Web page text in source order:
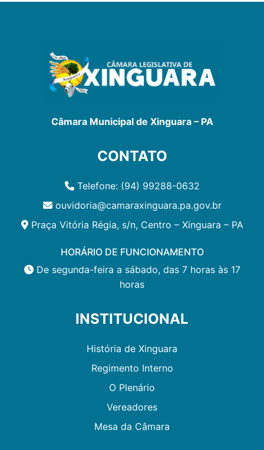
Câmara Municipal de Xinguara – PA
CONTATO
Telefone: (94) 99288-0632
ouvidoria@camaraxinguara.pa.gov.br
Praça Vitória Régia, s/n, Centro – Xinguara – PA
HORÁRIO DE FUNCIONAMENTO
De segunda-feira a sábado, das 7 horas às 17
horas
INSTITUCIONAL
História de Xinguara
Regimento Interno
O Plenário
Vereadores
Mesa da Câmara